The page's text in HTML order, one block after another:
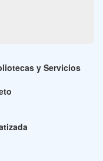
y Servicios